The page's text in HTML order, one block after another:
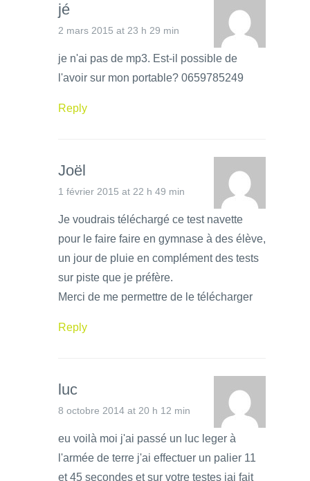
jé
2 mars 2015 at 23 h 29 min
je n'ai pas de mp3. Est-il possible de
l'avoir sur mon portable? 0659785249
Reply
Joël
1 février 2015 at 22 h 49 min
Je voudrais téléchargé ce test navette
pour le faire faire en gymnase à des élève,
un jour de pluie en complément des tests
sur piste que je préfère.
Merci de me permettre de le télécharger
Reply
luc
8 octobre 2014 at 20 h 12 min
eu voilà moi j'ai passé un luc leger à
l'armée de terre j'ai effectuer un palier 11
et 45 secondes et sur votre testes jai fait